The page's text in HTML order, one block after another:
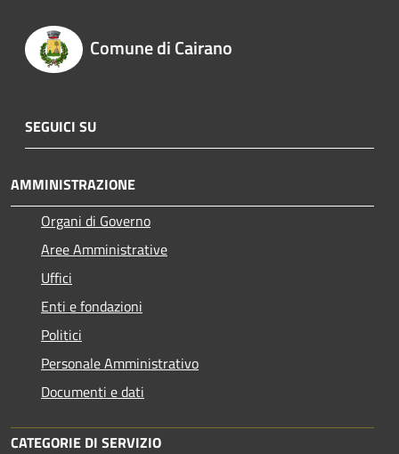
Comune di Cairano
SEGUICI SU
AMMINISTRAZIONE
Organi di Governo
Aree Amministrative
Uffici
Enti e fondazioni
Politici
Personale Amministrativo
Documenti e dati
CATEGORIE DI SERVIZIO